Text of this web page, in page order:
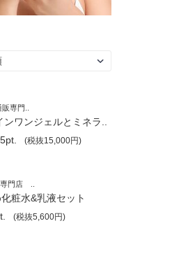
専門..
ンワンジェルとミネラ..
(税抜15,000円)
門店 ..
粧水&乳液セット
(税抜5,600円)